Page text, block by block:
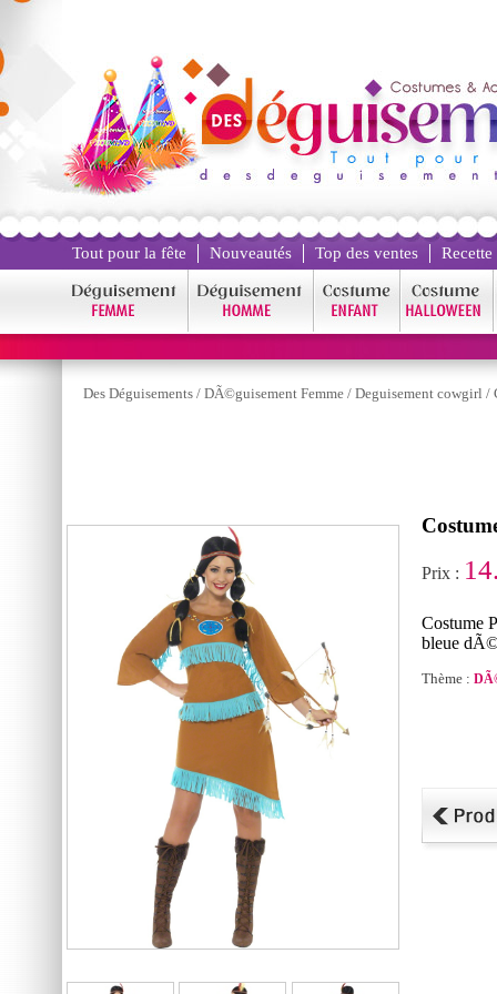
Tout pour la fête Nouveautés Top des ventes
Des Déguisements / DÃ©guisement Femme / Deguisement cowgirl /
Prix :
Costume
bleue
Thème :